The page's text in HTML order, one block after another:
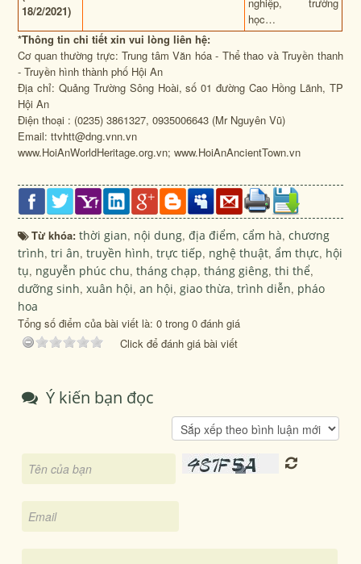
18/2/2021)
học…
*Thông tin chi tiết xin vui lòng liên hệ:
Cơ quan thường trực: Trung tâm Văn hóa - Thể thao và Truyền thanh
- Truyền hình thành phố Hội An
Địa chỉ: Quảng Trường Sông Hoài, số 01 đường Cao Hồng Lãnh, TP
Hội An
Điện thoại : (0235) 3861327, 0935006643 (Mr Nguyên Vũ)
Email: ttvhtt@dng.vnn.vn
www.HoiAnWorldHeritage.org.vn; www.HoiAnAncientTown.vn
Từ khóa:thời gian, nội dung,địa điểm,cẩm hà,chương
trình,tri ân,truyền hình,trực tiếp, nghệ thuật,ẩm thực, hội
tụ, nguyễn phúc chu,tháng chạp,tháng giêng,thi thể,
dưỡng sinh,xuân hội,an hội,giao thừa,trình diễn, pháo
hoa
Tổng số điểm của bài viết là: 0 trong 0 đánh giá
Click để đánh giá bài viết
Ý kiến bạn đọc